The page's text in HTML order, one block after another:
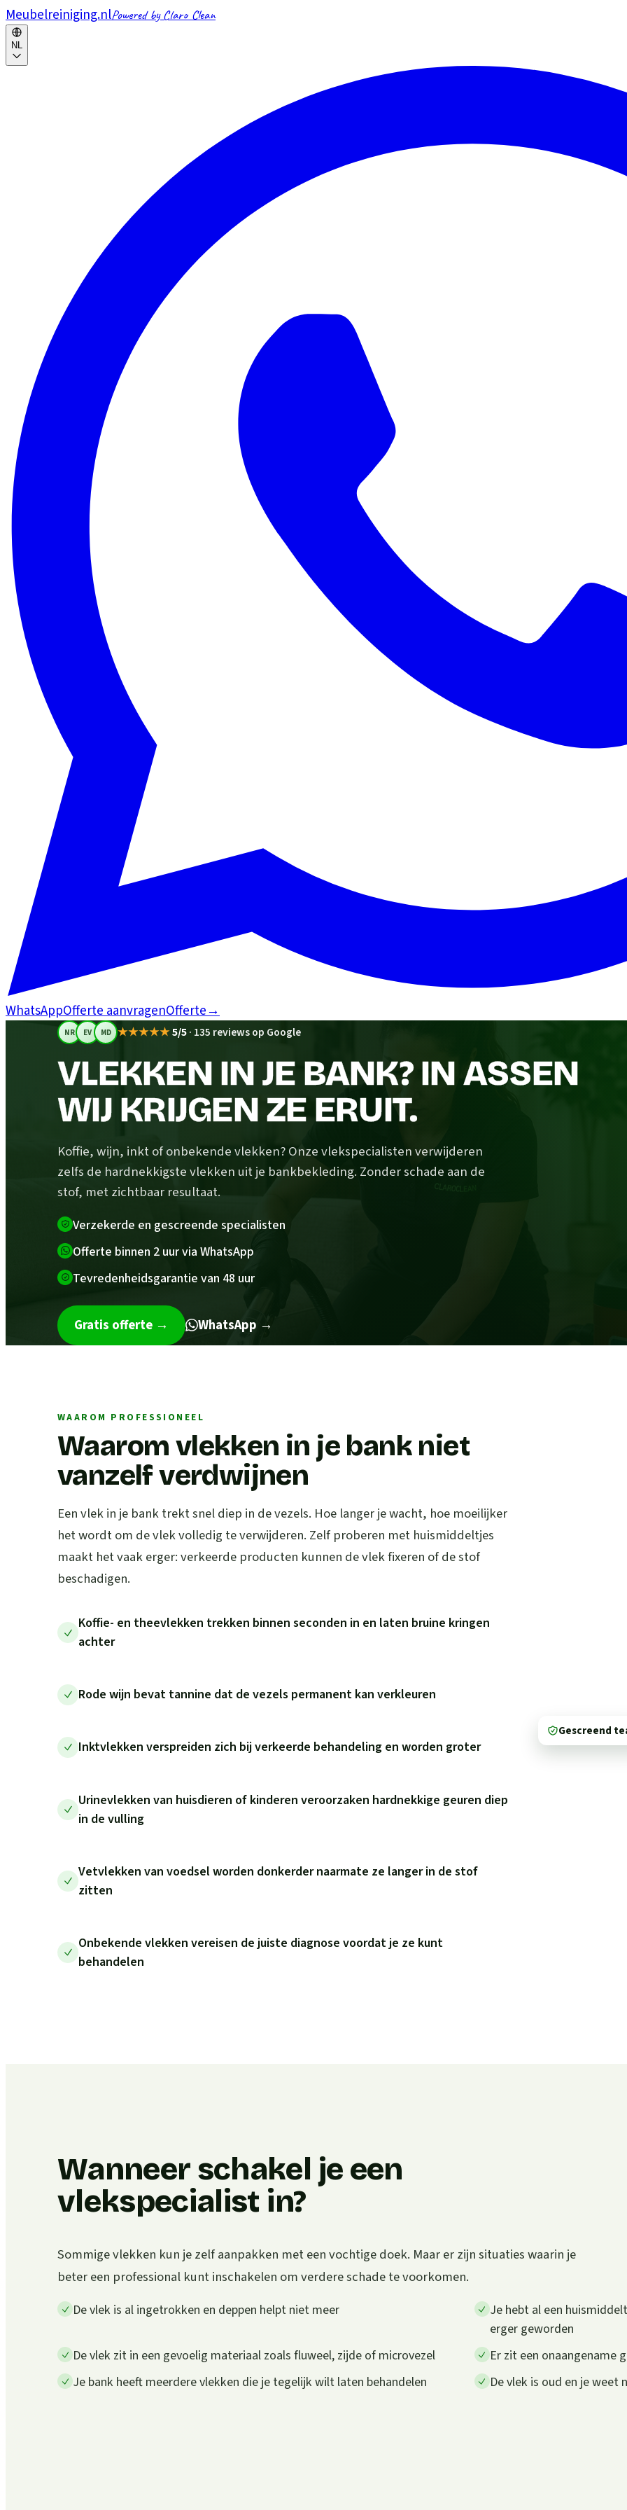
Meubelreiniging.nlPowered by Claro Clean
NL
WhatsAppOfferte aanvragenOfferte→
NR EV MD ★★★★★5/5· 135 reviews op Google
VLEKKEN IN JE BANK? IN ASSEN
WIJ KRIJGEN ZE ERUIT.
Koffie, wijn, inkt of onbekende vlekken? Onze vlekspecialisten verwijderen
zelfs de hardnekkigste vlekken uit je bankbekleding. Zonder schade aan de
stof, met zichtbaar resultaat.
Verzekerde en gescreende specialisten
Offerte binnen 2 uur via WhatsApp
Tevredenheidsgarantie van 48 uur
Gratis offerte → WhatsApp →
WAAROM PROFESSIONEEL
Waarom vlekken in je bank niet
vanzelf verdwijnen
Een vlek in je bank trekt snel diep in de vezels. Hoe langer je wacht, hoe moeilijker
het wordt om de vlek volledig te verwijderen. Zelf proberen met huismiddeltjes
maakt het vaak erger: verkeerde producten kunnen de vlek fixeren of de stof
beschadigen.
Koffie- en theevlekken trekken binnen seconden in en laten bruine kringen
achter
Rode wijn bevat tannine dat de vezels permanent kan verkleuren
Inktvlekken verspreiden zich bij verkeerde behandeling en worden groter
Urinevlekken van huisdieren of kinderen veroorzaken hardnekkige geuren diep
in de vulling
Vetvlekken van voedsel worden donkerder naarmate ze langer in de stof
zitten
Onbekende vlekken vereisen de juiste diagnose voordat je ze kunt
behandelen
Gescreend
Wanneer schakel je een
vlekspecialist in?
Sommige vlekken kun je zelf aanpakken met een vochtige doek. Maar er zijn situaties waarin je
beter een professional kunt inschakelen om verdere schade te voorkomen.
De vlek is al ingetrokken en deppen helpt niet meer
Je hebt al een
erger geworden
De vlek zit in een gevoelig materiaal zoals fluweel, zijde of microvezel
Er zit een onaangename
Je bank heeft meerdere vlekken die je tegelijk wilt laten behandelen
De vlek is oud en je weet